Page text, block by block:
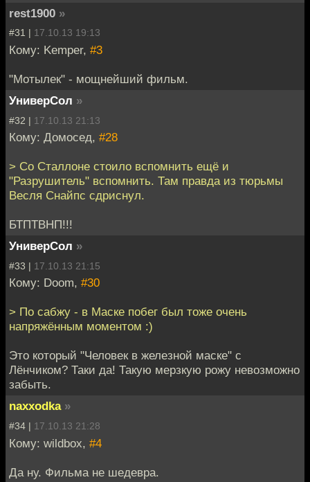
rest1900 »
#31 | 17.10.13 19:13
Кому: Kemper, #3
"Мотылек" - мощнейший фильм.
УниверСол »
#32 | 17.10.13 21:13
Кому: Домосед, #28
> Со Сталлоне стоило вспомнить ещё и
"Разрушитель" вспомнить. Там правда из тюрьмы
Весля Снайпс сдриснул.
БТПТВНП!!!
УниверСол »
#33 | 17.10.13 21:15
Кому: Doom, #30
> По сабжу - в Маске побег был тоже очень
напряжённым моментом :)
Это который "Человек в железной маске" с
Лёнчиком? Таки да! Такую мерзкую рожу невозможно
забыть.
naxxodka »
#34 | 17.10.13 21:28
Кому: wildbox, #4
Да ну. Фильма не шедевра.